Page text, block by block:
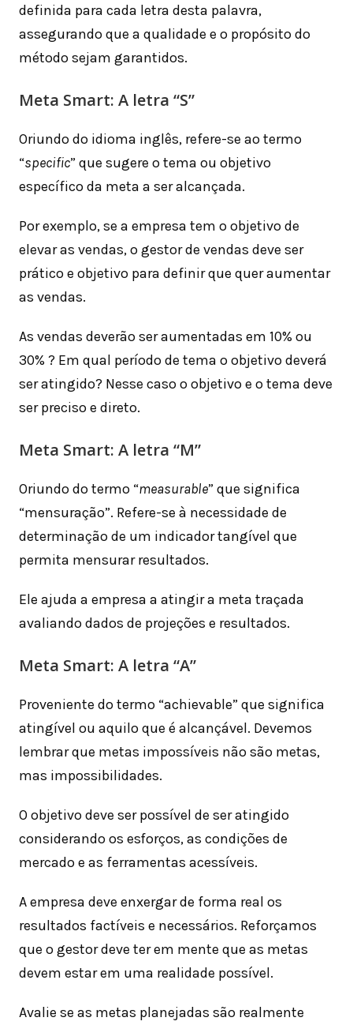
definida para cada letra desta palavra,
assegurando que a qualidade e o propósito do
método sejam garantidos.
Meta Smart: A letra “S”
Oriundo do idioma inglês, refere-se ao termo
“specific” que sugere o tema ou objetivo
específico da meta a ser alcançada.
Por exemplo, se a empresa tem o objetivo de
elevar as vendas, o gestor de vendas deve ser
prático e objetivo para definir que quer aumentar
as vendas.
As vendas deverão ser aumentadas em 10% ou
30% ? Em qual período de tema o objetivo deverá
ser atingido? Nesse caso o objetivo e o tema deve
ser preciso e direto.
Meta Smart: A letra “M”
Oriundo do termo “measurable” que significa
“mensuração”. Refere-se à necessidade de
determinação de um indicador tangível que
permita mensurar resultados.
Ele ajuda a empresa a atingir a meta traçada
avaliando dados de projeções e resultados.
Meta Smart: A letra “A”
Proveniente do termo “achievable” que significa
atingível ou aquilo que é alcançável. Devemos
lembrar que metas impossíveis não são metas,
mas impossibilidades.
O objetivo deve ser possível de ser atingido
considerando os esforços, as condições de
mercado e as ferramentas acessíveis.
A empresa deve enxergar de forma real os
resultados factíveis e necessários. Reforçamos
que o gestor deve ter em mente que as metas
devem estar em uma realidade possível.
Avalie se as metas planejadas são realmente